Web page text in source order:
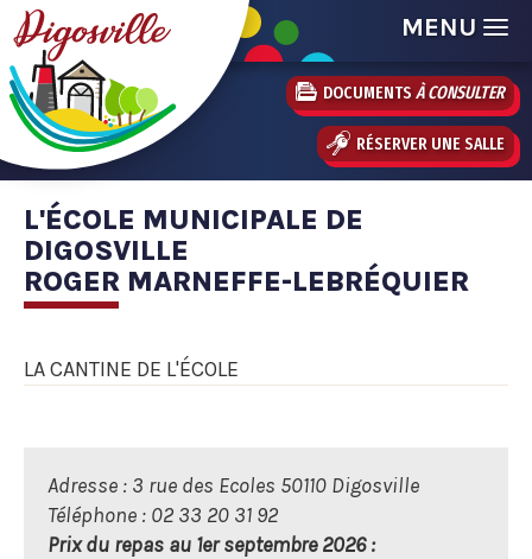
MENU
DOCUMENTSÀ CONSULTER
RÉSERVER UNE SALLE
L'ÉCOLE MUNICIPALE DE
DIGOSVILLE
ROGER MARNEFFE-LEBRÉQUIER
LA CANTINE DE L'ÉCOLE
Adresse : 3 rue des Ecoles 50110 Digosville
Téléphone : 02 33 20 31 92
Prix du repas au 1er septembre 2026 :